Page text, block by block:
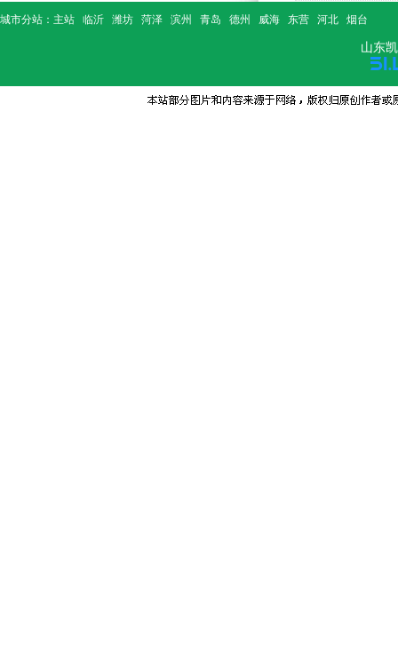
城市分站： 主站 临沂 潍坊 菏泽 滨州 青岛 德州 威海 东营 河北 烟台
山东